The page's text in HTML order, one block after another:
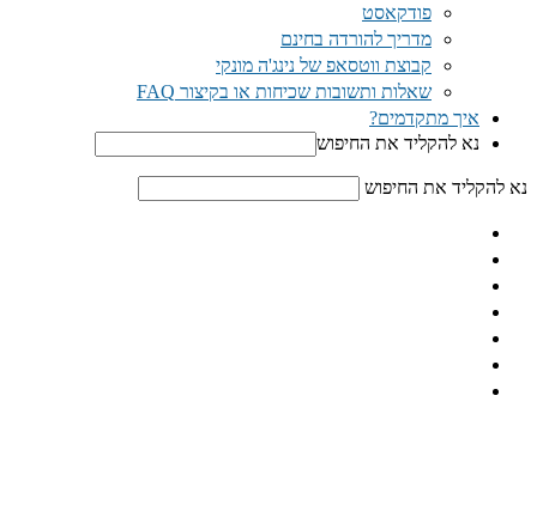
פודקאסט
מדריך להורדה בחינם
קבוצת ווטסאפ של נינג'ה מונקי​
שאלות ותשובות שכיחות או בקיצור FAQ
איך מתקדמים?
נא להקליד את החיפוש
נא להקליד את החיפוש